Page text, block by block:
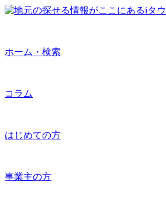
ホーム・検索
コラム
はじめての方
事業主の方